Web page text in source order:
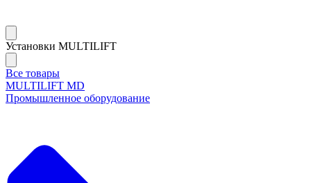
Установки MULTILIFT
Все товары
MULTILIFT MD
Промышленное оборудование